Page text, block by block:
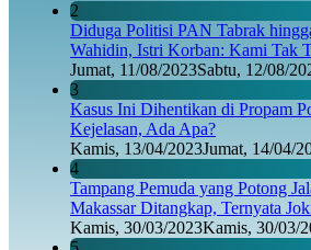
2
Diduga Politisi PAN Tabrak
Wahidin, Istri Korban: Kami Tak
Jumat, 11/08/2023Sabtu, 12/08/
3
Kasus Ini Dihentikan di Propam
Kejelasan, Ada Apa?
Kamis, 13/04/2023Jumat, 14/04/
4
Tampang Pemuda yang Potong
Makassar Ditangkap, Ternyata
Kamis, 30/03/2023Kamis, 30/03/